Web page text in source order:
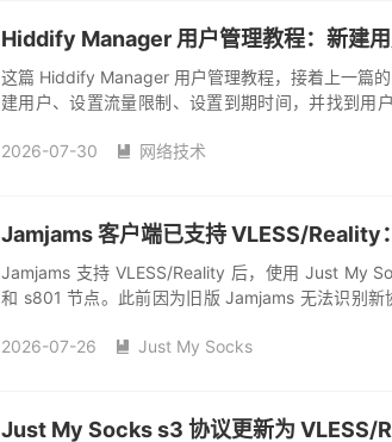
Hiddify Manager 用户管理教程：新建
这篇 Hiddify Manager 用户管理教程，接着上一篇
建用户、设置流量限制、设置到期时间，并找到用
2026-07-30
 网络技术
Jamjams 客户端已支持 VLESS/Reality
Jamjams 支持 VLESS/Reality 后，使用 Just My
和 s801 节点。此前因为旧版 Jamjams 无法识别新
2026-07-26
 Just My Socks
Just My Socks s3 协议更新为 VLESS/